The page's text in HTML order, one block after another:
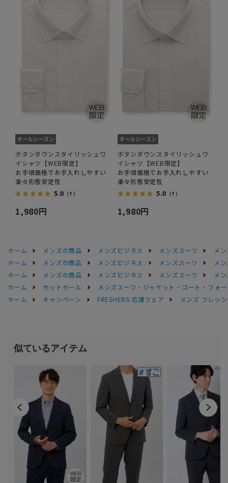
ボタンダウンスタイリッシュワ
イシャツ【WEB限定】
お手頃価格でお手入れしやすい
楽々形態安定性
5.0 （1）
1,980円
ボタンダウンスタイリッシュワ
イシャツ【WEB限定】
お手頃価格でお手入れしやすい
楽々形態安定性
5.0 （1）
1,980円
ホーム メンズの商品 メンズビジネス メンズスーツ
メ
ホーム
メンズの商品 メンズビジネス メンズスーツ
メ
ホーム
メンズの商品 メンズビジネス メンズスーツ
メ
ホーム
セットセール
メンズスーツ・ジャケット・コート・フォ
ホーム
キャンペーン FRESHERS 応援フェア メンズ フレッ